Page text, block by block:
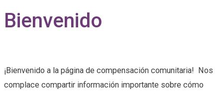
Bienvenido
¡Bienvenido a la página de compensación comunitaria! Nos
complace compartir información importante sobre cómo